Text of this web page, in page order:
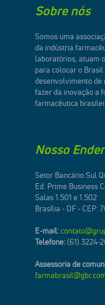
Sobre nós
Somos uma
da indústria
laboratórios, atuam
para colocar o
desenvolvimento de
fazer da inovação a
farmacêutica
Nosso
Setor Bancário Sul
Ed. Prime Business
Salas 1.501 e 1.502
Brasília - DF - CEP:
E-mail:
Telefone:(61) 3224-
Assessoria de